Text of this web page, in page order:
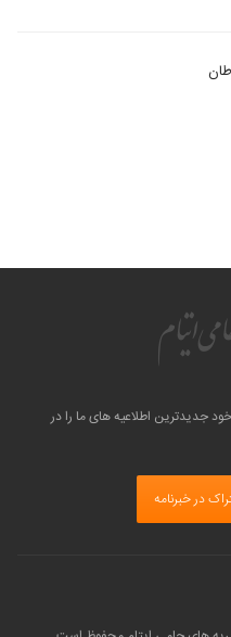
جدیدترین اطلاعیه های ما را در